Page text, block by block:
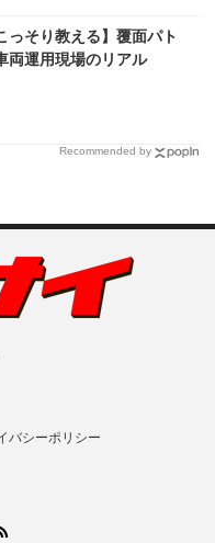
っそり教える】覆面パト
両運用現場のリアル
Recommended by
バシーポリシー